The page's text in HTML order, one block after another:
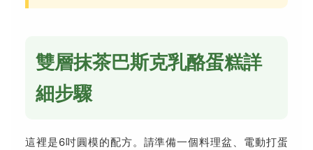
雙層抹茶巴斯克乳酪蛋糕詳
細步驟
這裡是6吋圓模的配方。請準備一個料理盆、電動打蛋